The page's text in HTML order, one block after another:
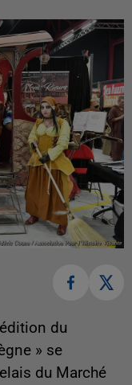
du
» se
du Marché